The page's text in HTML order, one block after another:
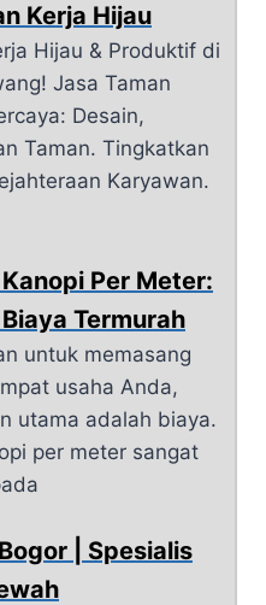
Kerja Hijau
Hijau & Produktif di
Jasa Taman
Desain,
Taman. Tingkatkan
Karyawan.
Per Meter:
Termurah
untuk memasang
usaha Anda,
utama adalah biaya.
per meter sangat
| Spesialis